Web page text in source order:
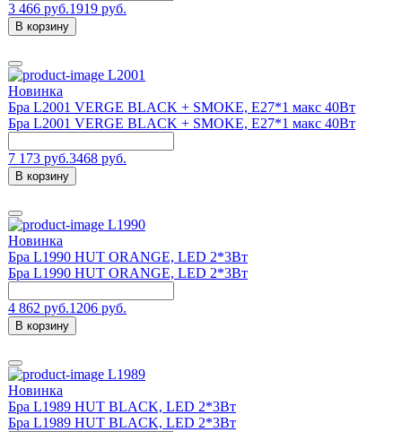
3 466 руб.1919 руб.
В корзину
L2001
Новинка
Бра L2001 VERGE BLACK + SMOKE, Е27*1 макс 40Вт
Бра L2001 VERGE BLACK + SMOKE, Е27*1 макс 40Вт
7 173 руб.3468 руб.
В корзину
L1990
Новинка
Бра L1990 HUT ORANGE, LED 2*3Вт
Бра L1990 HUT ORANGE, LED 2*3Вт
4 862 руб.1206 руб.
В корзину
L1989
Новинка
Бра L1989 HUT BLACK, LED 2*3Вт
Бра L1989 HUT BLACK, LED 2*3Вт